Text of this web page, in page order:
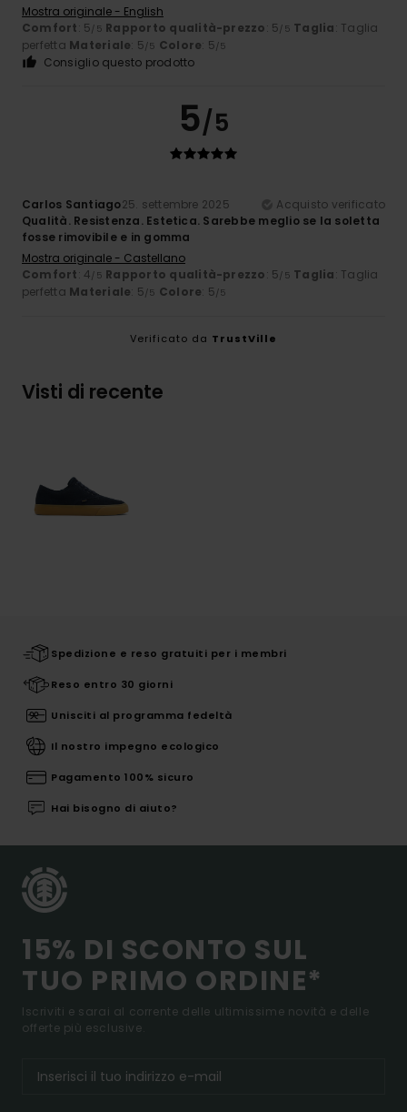
Mostra originale - English
Comfort: 5/5 Rapporto qualità-prezzo: 5/5 Taglia: Taglia
perfetta Materiale: 5/5 Colore: 5/5
Consiglio questo prodotto
5/5
Carlos Santiago25. settembre 2025
Acquisto verificato
Qualità. Resistenza. Estetica. Sarebbe meglio se la soletta
fosse rimovibile e in gomma
Mostra originale - Castellano
Comfort: 4/5 Rapporto qualità-prezzo: 5/5 Taglia: Taglia
perfetta Materiale: 5/5 Colore: 5/5
Verificato da TrustVille
Visti di recente
Spedizione e reso gratuiti per i membri
Reso entro 30 giorni
Unisciti al programma fedeltà
Il nostro impegno ecologico
Pagamento 100% sicuro
Hai bisogno di aiuto?
15% DI SCONTO SUL
TUO PRIMO ORDINE*
Iscriviti e sarai al corrente delle ultimissime novità e delle
offerte più esclusive.